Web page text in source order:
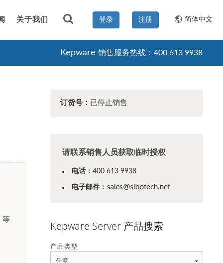
关于我们 简体中文
注册
登录
Kepware 销售服务热线：400 613 9938
等
订货号： 已停止销售
请联系销售人员获取临时授权
电话： 400 613 9938
电子邮件：
Kepware Server 产品搜索
产品类型